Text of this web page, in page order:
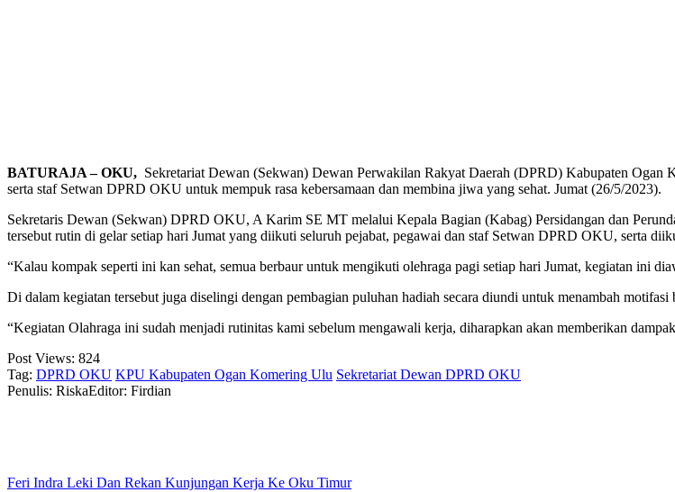
BATURAJA – OKU, Sekretariat Dewan (Sekwan) Dewan Perwakilan Rakyat Daerah (DPRD) Kabupaten
serta staf Setwan DPRD OKU untuk mempuk rasa kebersamaan dan membina jiwa yang sehat. Jumat (26/5/2023).
Sekretaris Dewan (Sekwan) DPRD OKU, A Karim SE MT melalui Kepala Bagian (Kabag) Persidangan dan
tersebut rutin di gelar setiap hari Jumat yang diikuti seluruh pejabat, pegawai dan staf Setwan DPRD OKU, serta
“Kalau kompak seperti ini kan sehat, semua berbaur untuk mengikuti olehraga pagi setiap hari Jumat, kegiatan ini
Di dalam kegiatan tersebut juga diselingi dengan pembagian puluhan hadiah secara diundi untuk menambah
“Kegiatan Olahraga ini sudah menjadi rutinitas kami sebelum mengawali kerja, diharapkan akan memberikan
Post Views: 824
Tag: DPRD OKU KPU Kabupaten Ogan Komering Ulu Sekretariat Dewan DPRD OKU
Penulis: RiskaEditor: Firdian
Feri Indra Leki Dan Rekan Kunjungan Kerja Ke Oku Timur